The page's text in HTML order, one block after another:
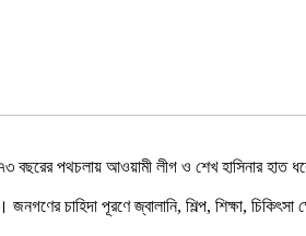
৭৩ বছরের পথচলায় আওয়ামী লীগ ও শেখ হাসিনার
চাহিদা পূরণে জ্বালানি, শিল্প, শিক্ষা,